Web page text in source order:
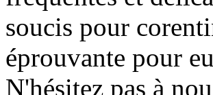
soucis pour
éprouvante pour
N'hésitez pas à